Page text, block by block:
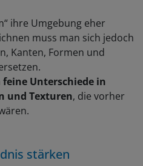
ihre Umgebung eher
muss man sich jedoch
Kanten, Formen und
feine Unterschiede in
und Texturen, die vorher
stärken